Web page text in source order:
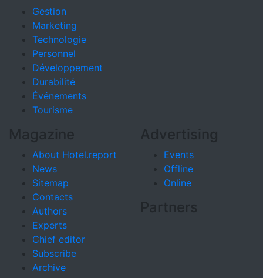
Gestion
Marketing
Technologie
Personnel
Développement
Durabilité
Événements
Tourisme
Magazine
About Hotel.report
News
Sitemap
Contacts
Authors
Experts
Chief editor
Subscribe
Archive
Advertising
Events
Offline
Online
Partners